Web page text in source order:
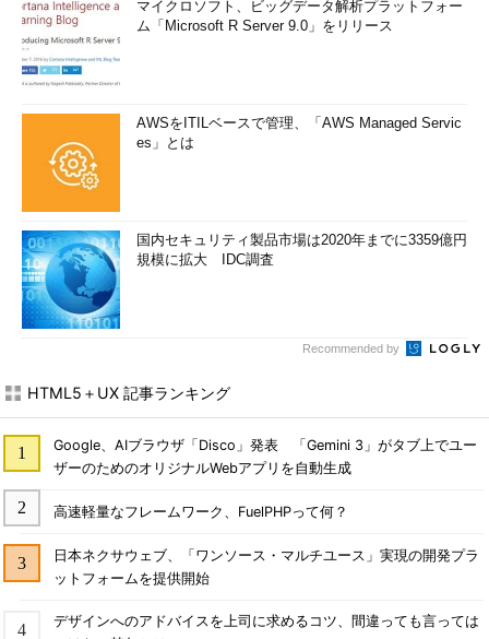
マイクロソフト、ビッグデータ解析プラットフォー
ム「Microsoft R Server 9.0」をリリース
AWSをITILベースで管理、「AWS Managed Servic
es」とは
国内セキュリティ製品市場は2020年までに3359億円
規模に拡大 IDC調査
Recommended by
HTML5＋UX 記事ランキング
Google、AIブラウザ「Disco」発表 「Gemini 3」がタブ上でユー
ザーのためのオリジナルWebアプリを自動生成
高速軽量なフレームワーク、FuelPHPって何？
日本ネクサウェブ、「ワンソース・マルチユース」実現の開発プラ
ットフォームを提供開始
デザインへのアドバイスを上司に求めるコツ、間違っても言っては